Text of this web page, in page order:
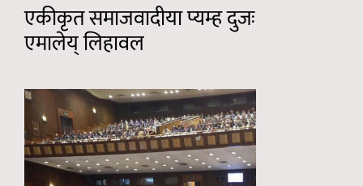
एकीकृत समाजवादीया प्यम्ह दुजः
एमालेय् लिहावल